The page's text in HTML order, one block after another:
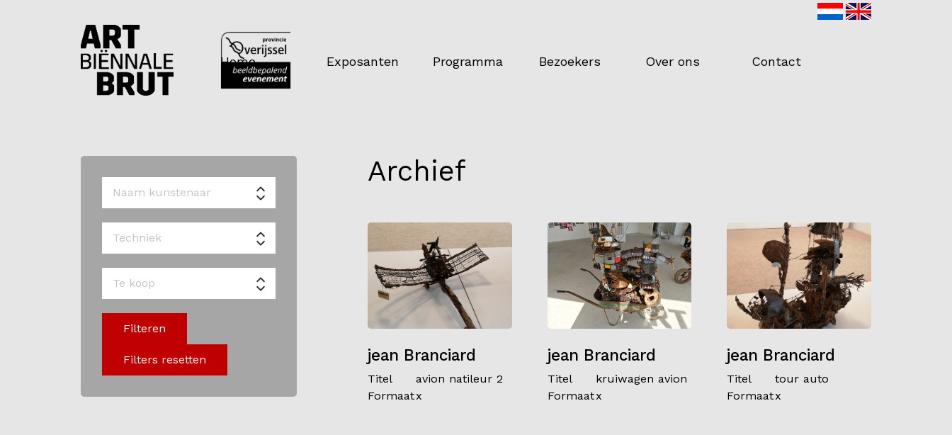
Home Exposanten Programma Bezoekers Over ons Contact
Home
Exposanten
2026
Programma
Onderwijs
Filteren
Filters resetten
Archief
jean Branciard
Titel
avion natileur 2
Formaatx
jean Branciard
Titel
kruiwagen avion
Formaatx
jean Branciard
Titel
tour auto
Formaatx